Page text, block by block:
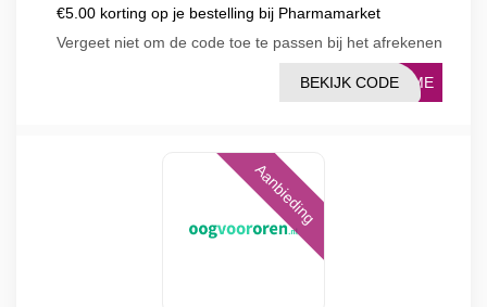
€5.00 korting op je bestelling bij Pharmamarket
Vergeet niet om de code toe te passen bij het afrekenen
COME
BEKIJK CODE
Aanbieding